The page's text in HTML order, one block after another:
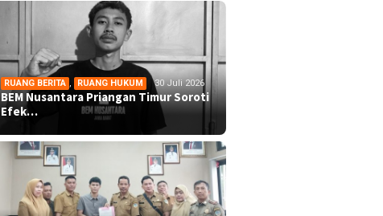
RUANG BERITA , RUANG HUKUM 30 Juli 2026
BEM Nusantara Priangan Timur Soroti
Efek…